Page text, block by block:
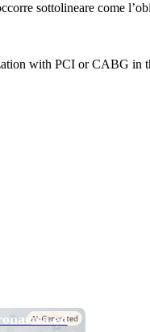
sottolineare come
with PCI or CABG
ed